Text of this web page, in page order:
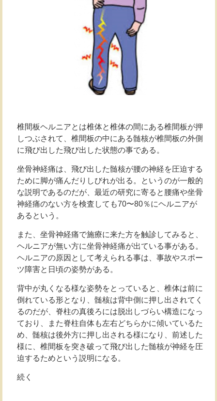
椎間板ヘルニアとは椎体と椎体の間にある椎間板が押
しつぶされて、椎間板の中にある髄核が椎間板の外側
に飛び出した飛び出した状態の事である。
坐骨神経痛は、飛び出した髄核が腰の神経を圧迫する
ために脚が痛んだりしびれが出る。というのが一般的
な説明であるのだが、最近の研究に寄ると腰痛や坐骨
神経痛のない方を検査しても70〜80％にヘルニアが
あるという。
また、坐骨神経痛で施療に来た方を触診してみると、
ヘルニアが無い方に坐骨神経痛が出ている事がある。
ヘルニアの原因として考えられる事は、事故やスポー
ツ障害と日頃の姿勢がある。
背中が丸くなる様な姿勢をとっていると、椎体は前に
倒れている形となり、髄核は背中側に押し出されてく
るのだが、脊柱の真後ろには脱出しづらい構造になっ
ており、また脊柱自体も左右どちらかに傾いているた
め、髄核は後外方に押し出される様になり、前述した
様に、椎間板を突き破って飛び出した髄核が神経を圧
迫するためという説明になる。
続く